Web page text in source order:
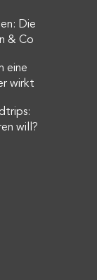
Die
& Co
eine
wirkt
will?